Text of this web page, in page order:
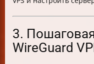
3.
WireGuard